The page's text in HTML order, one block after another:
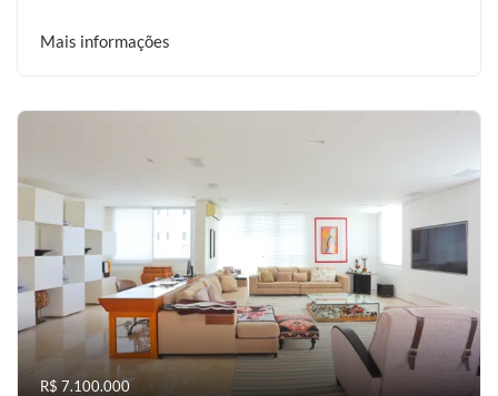
Mais informações
R$ 7.100.000